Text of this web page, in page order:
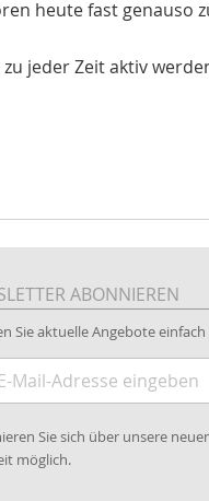
heute fast genauso
jeder Zeit aktiv
ABONNIEREN
Sie aktuelle Angebote einfach
Sie sich über unsere
möglich.